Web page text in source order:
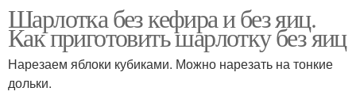
Шарлотка без кефира и без яиц.
Как приготовить шарлотку без яиц
Нарезаем яблоки кубиками. Можно нарезать на тонкие
дольки.